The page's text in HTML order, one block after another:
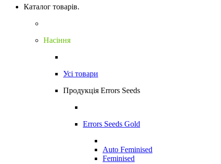
Каталог товарів.
Насіння
Усі товари
Продукція Errors Seeds
Errors Seeds Gold
Auto Feminised
Feminised